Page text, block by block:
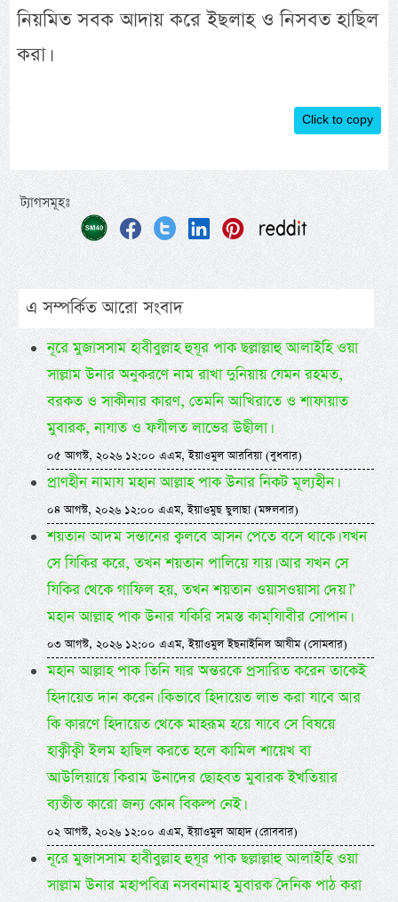
নিয়মিত সবক আদায় করে ইছলাহ ও নিসবত হাছিল
করা।
Click to copy
ট্যাগসমূহঃ
এ সম্পর্কিত আরো সংবাদ
নূরে মুজাসসাম হাবীবুল্লাহ হুযূর পাক ছল্লাল্লাহু আলাইহি ওয়া
সাল্লাম উনার অনুকরণে নাম রাখা দুনিয়ায় যেমন রহমত,
বরকত ও সাকীনার কারণ, তেমনি আখিরাতে ও শাফায়াত
মুবারক, নাযাত ও ফযীলত লাভের উছীলা।
০৫ আগস্ট, ২০২৬ ১২:০০ এএম, ইয়াওমুল আরবিয়া (বুধবার)
প্রাণহীন নামায মহান আল্লাহ পাক উনার নিকট মূল্যহীন।
০৪ আগস্ট, ২০২৬ ১২:০০ এএম, ইয়াওমুছ ছুলাছা (মঙ্গলবার)
শয়তান আদম সন্তানের ক্বলবে আসন পেতে বসে থাকে। যখন
সে যিকির করে, তখন শয়তান পালিয়ে যায়। আর যখন সে
যিকির থেকে গাফিল হয়, তখন শয়তান ওয়াসওয়াসা দেয়।”
মহান আল্লাহ পাক উনার যকিরি সমস্ত কামযি়াবীর সোপান।
০৩ আগস্ট, ২০২৬ ১২:০০ এএম, ইয়াওমুল ইছনাইনিল আযীম (সোমবার)
মহান আল্লাহ পাক তিনি যার অন্তরকে প্রসারিত করেন তাকেই
হিদায়েত দান করেন। কিভাবে হিদায়েত লাভ করা যাবে আর
কি কারণে হিদায়েত থেকে মাহরূম হয়ে যাবে সে বিষয়ে
হাক্বীক্বী ইলম হাছিল করতে হলে কামিল শায়েখ বা
আউলিয়ায়ে কিরাম উনাদের ছোহবত মুবারক ইখতিয়ার
ব্যতীত কারো জন্য কোন বিকল্প নেই।
০২ আগস্ট, ২০২৬ ১২:০০ এএম, ইয়াওমুল আহাদ (রোববার)
নূরে মুজাসসাম হাবীবুল্লাহ হুযূর পাক ছল্লাল্লাহু আলাইহি ওয়া
সাল্লাম উনার মহাপবিত্র নসবনামাহ মুবারক দৈনিক পাঠ করা